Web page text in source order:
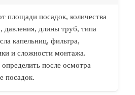
площади посадок, количества
давления, длины труб, типа
капельниц, фильтра,
и сложности монтажа.
после осмотра
посадок.